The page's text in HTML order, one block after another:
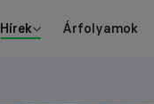
Hírek Árfolyamok